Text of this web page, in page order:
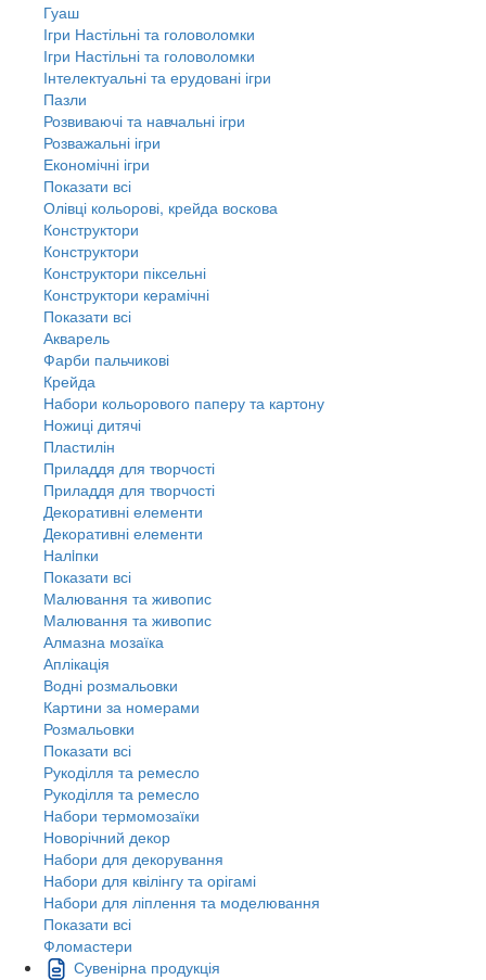
Гуаш
Ігри Настільні та головоломки
Ігри Настільні та головоломки
Інтелектуальні та ерудовані ігри
Пазли
Розвиваючі та навчальні ігри
Розважальні ігри
Економічні ігри
Показати всі
Олівці кольорові, крейда воскова
Конструктори
Конструктори
Конструктори піксельні
Конструктори керамічні
Показати всі
Акварель
Фарби пальчикові
Крейда
Набори кольорового паперу та картону
Ножиці дитячі
Пластилін
Приладдя для творчості
Приладдя для творчості
Декоративні елементи
Декоративні елементи
Налiпки
Показати всі
Малювання та живопис
Малювання та живопис
Алмазна мозаїка
Аплікація
Водні розмальовки
Картини за номерами
Розмальовки
Показати всі
Рукоділля та ремесло
Рукоділля та ремесло
Набори термомозаїки
Новорічний декор
Набори для декорування
Набори для квілінгу та орігамі
Набори для ліплення та моделювання
Показати всі
Фломастери
Сувенірна продукція